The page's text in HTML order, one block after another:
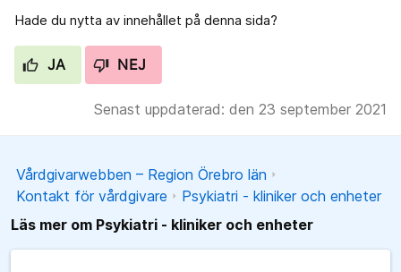
Hade du nytta av innehållet på denna sida?
JA NEJ
Senast uppdaterad: den 23 september 2021
Vårdgivarwebben – Region Örebro län
Kontakt för vårdgivare
Psykiatri - kliniker och enheter
Läs mer om Psykiatri - kliniker och enheter